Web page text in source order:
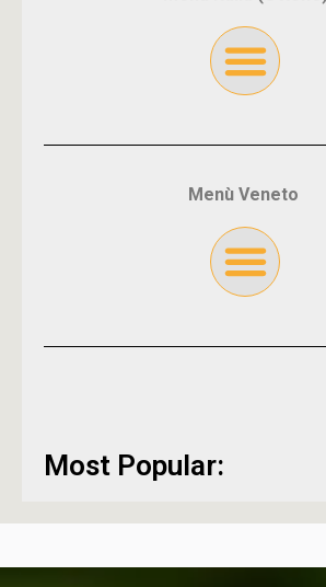
Menù Veneto
Most Popular: